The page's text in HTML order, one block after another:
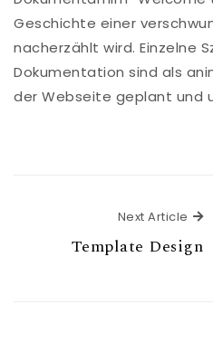
Geschichte einer
nacherzählt wird. Einzelne
Dokumentation sind als
der Webseite geplant und
Next Article
Template Design